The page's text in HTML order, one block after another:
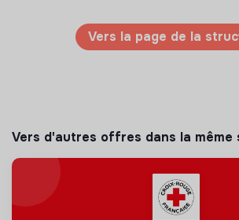
Vers la page de la
Vers d'autres offres dans la même